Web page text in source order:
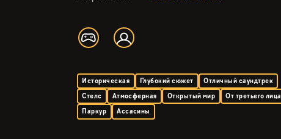
Историческая Глубокий сюжет
Отличный саундтрек
Стелс
Атмосферная Открытый мир
От третьего лица
Паркур
Ассасины